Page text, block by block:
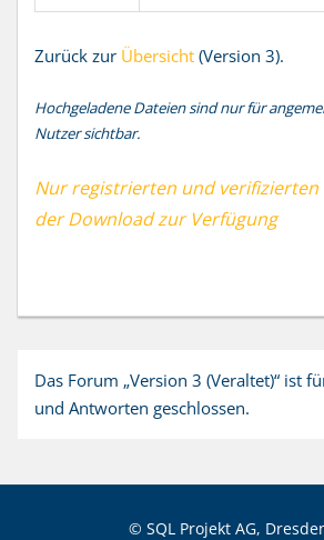
Zurück zur Übersicht (Version 3).
Hochgeladene Dateien sind nur für
Nutzer sichtbar.
Nur registrierten und
der Download zur Verfügung
Das Forum „Version 3 (Veraltet)“ ist
und Antworten geschlossen.
© SQL Projekt AG,